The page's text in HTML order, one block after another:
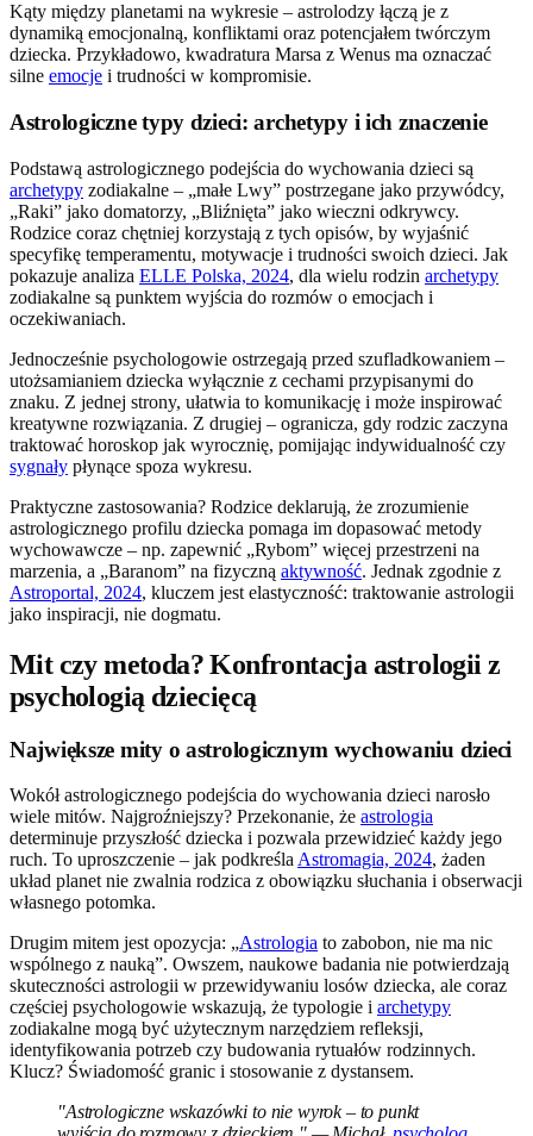
Kąty między planetami na wykresie – astrolodzy łączą je z
dynamiką emocjonalną, konfliktami oraz potencjałem twórczym
dziecka. Przykładowo, kwadratura Marsa z Wenus ma oznaczać
silne emocje i trudności w kompromisie.
Astrologiczne typy dzieci: archetypy i ich znaczenie
Podstawą astrologicznego podejścia do wychowania dzieci są
archetypy zodiakalne – „małe Lwy” postrzegane jako przywódcy,
„Raki” jako domatorzy, „Bliźnięta” jako wieczni odkrywcy.
Rodzice coraz chętniej korzystają z tych opisów, by wyjaśnić
specyfikę temperamentu, motywacje i trudności swoich dzieci. Jak
pokazuje analiza ELLE Polska, 2024, dla wielu rodzin archetypy
zodiakalne są punktem wyjścia do rozmów o emocjach i
oczekiwaniach.
Jednocześnie psychologowie ostrzegają przed szufladkowaniem –
utożsamianiem dziecka wyłącznie z cechami przypisanymi do
znaku. Z jednej strony, ułatwia to komunikację i może inspirować
kreatywne rozwiązania. Z drugiej – ogranicza, gdy rodzic zaczyna
traktować horoskop jak wyrocznię, pomijając indywidualność czy
sygnały płynące spoza wykresu.
Praktyczne zastosowania? Rodzice deklarują, że zrozumienie
astrologicznego profilu dziecka pomaga im dopasować metody
wychowawcze – np. zapewnić „Rybom” więcej przestrzeni na
marzenia, a „Baranom” na fizyczną aktywność. Jednak zgodnie z
Astroportal, 2024, kluczem jest elastyczność: traktowanie astrologii
jako inspiracji, nie dogmatu.
Mit czy metoda? Konfrontacja astrologii z
psychologią dziecięcą
Największe mity o astrologicznym wychowaniu dzieci
Wokół astrologicznego podejścia do wychowania dzieci narosło
wiele mitów. Najgroźniejszy? Przekonanie, że astrologia
determinuje przyszłość dziecka i pozwala przewidzieć każdy jego
ruch. To uproszczenie – jak podkreśla Astromagia, 2024, żaden
układ planet nie zwalnia rodzica z obowiązku słuchania i obserwacji
własnego potomka.
Drugim mitem jest opozycja: „Astrologia to zabobon, nie ma nic
wspólnego z nauką”. Owszem, naukowe badania nie potwierdzają
skuteczności astrologii w przewidywaniu losów dziecka, ale coraz
częściej psychologowie wskazują, że typologie i archetypy
zodiakalne mogą być użytecznym narzędziem refleksji,
identyfikowania potrzeb czy budowania rytuałów rodzinnych.
Klucz? Świadomość granic i stosowanie z dystansem.
"Astrologiczne wskazówki to nie wyrok – to punkt